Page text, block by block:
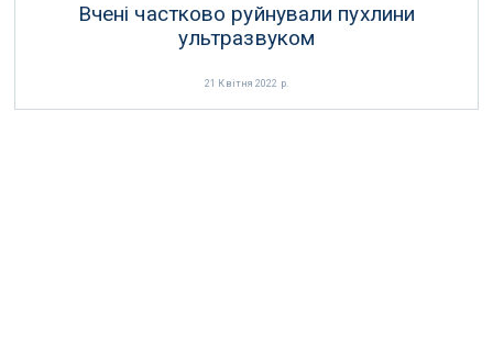
Вчені частково руйнували пухлини
ультразвуком
21 Квітня 2022 р.